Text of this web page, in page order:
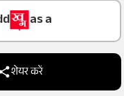
Source on
शेयर करें